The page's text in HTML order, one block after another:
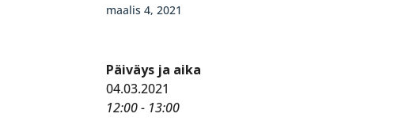
maalis 4, 2021
Päiväys ja aika
04.03.2021
12:00 - 13:00